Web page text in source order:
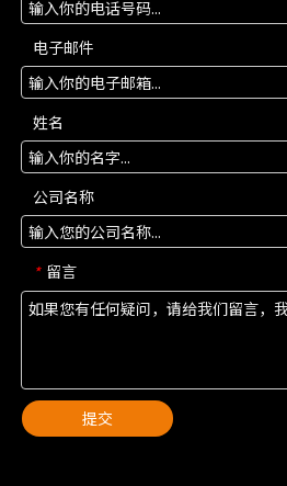
电子邮件
姓名
公司名称
* 留言
提交